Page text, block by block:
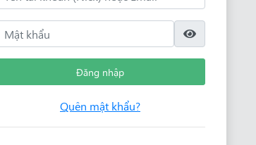
Đăng nhập
Quên mật khẩu?